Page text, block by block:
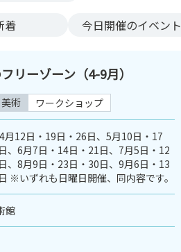
着 今日開催のイベント
リーゾーン（4-9月）
美術 ワークショップ
月12日・19日・26日、5月10日・17
、6月7日・14日・21日、7月5日・12
、8月9日・23日・30日、9月6日・13
※いずれも日曜日開催、同内容です。
館